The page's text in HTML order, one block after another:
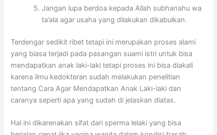
Jangan lupa berdoa kepada Allah subhanahu wa
ta’ala agar usaha yang dilakukan dikabulkan.
Terdengar sedikit ribet tetapi ini merupakan proses alami
yang biasa terjadi pada pasangan suami istri untuk bisa
mendapatkan anak laki-laki tetapi proses ini bisa diakali
karena ilmu kedokteran sudah melakukan penelitian
tentang Cara Agar Mendapatkan Anak Laki-laki dan
caranya seperti apa yang sudah di jelaskan diatas.
Hal ini dikarenakan sifat dari sperma lelaki yang bisa